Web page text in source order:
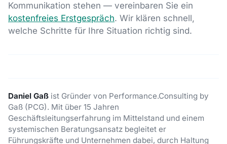
Kommunikation stehen — vereinbaren Sie ein
kostenfreies Erstgespräch. Wir klären schnell,
welche Schritte für Ihre Situation richtig sind.
Daniel Gaß ist Gründer von Performance.Consulting by
Gaß (PCG). Mit über 15 Jahren
Geschäftsleitungserfahrung im Mittelstand und einem
systemischen Beratungsansatz begleitet er
Führungskräfte und Unternehmen dabei, durch Haltung